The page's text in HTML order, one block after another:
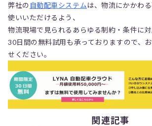
弊社の 自動配車システムは、物流にかかわ
使いいただけるよう、
物流現場で見られるあらゆる制約・条件に対
30日間の無料試用も承っておりますので、
せください。
関連記事